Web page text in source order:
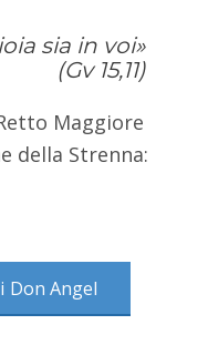
sia in voi»
(Gv 15,11)
Maggiore
della Strenna:
Don Angel